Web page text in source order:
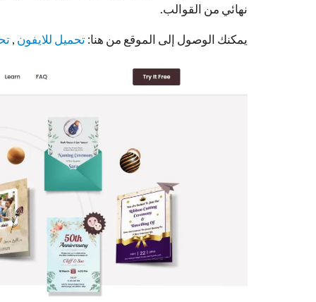
نهائي من القوالب.
يمكنك الوصول إلى الموقع من هنا:تحميل للايفون ,